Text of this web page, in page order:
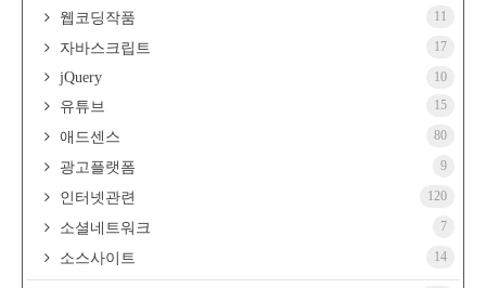
웹코딩작품 11
자바스크립트 17
jQuery 10
유튜브 15
애드센스 80
광고플랫폼 9
인터넷관련 120
소셜네트워크 7
소스사이트 14